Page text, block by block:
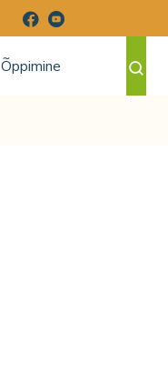
Õppimine